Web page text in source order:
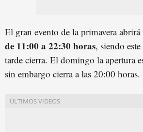
El gran evento de la primavera abrirá
de 11:00 a 22:30 horas, siendo
tarde cierra. El domingo la apertura
sin embargo cierra a las 20:00 horas.